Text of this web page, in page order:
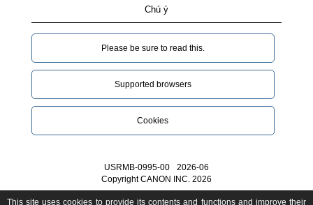
Chú ý
Please be sure to read this.‎
Supported browsers
Cookies
USRMB-0995-00
2026-06
Copyright CANON INC. 2026
This site uses cookies to provide its contents and functions and improve their